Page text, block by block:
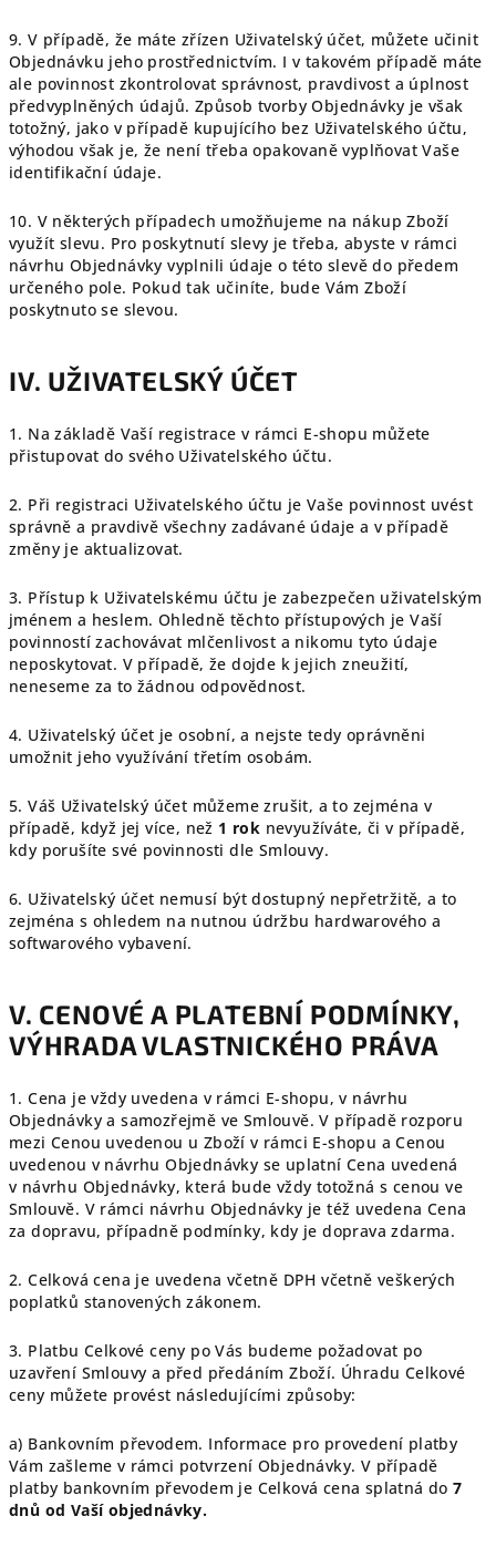
9. V případě, že máte zřízen Uživatelský účet, můžete učinit
Objednávku jeho prostřednictvím. I v takovém případě máte
ale povinnost zkontrolovat správnost, pravdivost a úplnost
předvyplněných údajů. Způsob tvorby Objednávky je však
totožný, jako v případě kupujícího bez Uživatelského účtu,
výhodou však je, že není třeba opakovaně vyplňovat Vaše
identifikační údaje.
10. V některých případech umožňujeme na nákup Zboží
využít slevu. Pro poskytnutí slevy je třeba, abyste v rámci
návrhu Objednávky vyplnili údaje o této slevě do předem
určeného pole. Pokud tak učiníte, bude Vám Zboží
poskytnuto se slevou.
IV. UŽIVATELSKÝ ÚČET
1. Na základě Vaší registrace v rámci E-shopu můžete
přistupovat do svého Uživatelského účtu.
2. Při registraci Uživatelského účtu je Vaše povinnost uvést
správně a pravdivě všechny zadávané údaje a v případě
změny je aktualizovat.
3. Přístup k Uživatelskému účtu je zabezpečen uživatelským
jménem a heslem. Ohledně těchto přístupových je Vaší
povinností zachovávat mlčenlivost a nikomu tyto údaje
neposkytovat. V případě, že dojde k jejich zneužití,
neneseme za to žádnou odpovědnost.
4. Uživatelský účet je osobní, a nejste tedy oprávněni
umožnit jeho využívání třetím osobám.
5. Váš Uživatelský účet můžeme zrušit, a to zejména v
případě, když jej více, než 1 rok nevyužíváte, či v případě,
kdy porušíte své povinnosti dle Smlouvy.
6. Uživatelský účet nemusí být dostupný nepřetržitě, a to
zejména s ohledem na nutnou údržbu hardwarového a
softwarového vybavení.
V. CENOVÉ A PLATEBNÍ PODMÍNKY,
VÝHRADA VLASTNICKÉHO PRÁVA
1. Cena je vždy uvedena v rámci E-shopu, v návrhu
Objednávky a samozřejmě ve Smlouvě. V případě rozporu
mezi Cenou uvedenou u Zboží v rámci E-shopu a Cenou
uvedenou v návrhu Objednávky se uplatní Cena uvedená
v návrhu Objednávky, která bude vždy totožná s cenou ve
Smlouvě. V rámci návrhu Objednávky je též uvedena Cena
za dopravu, případně podmínky, kdy je doprava zdarma.
2. Celková cena je uvedena včetně DPH včetně veškerých
poplatků stanovených zákonem.
3. Platbu Celkové ceny po Vás budeme požadovat po
uzavření Smlouvy a před předáním Zboží. Úhradu Celkové
ceny můžete provést následujícími způsoby:
a) Bankovním převodem. Informace pro provedení platby
Vám zašleme v rámci potvrzení Objednávky. V případě
platby bankovním převodem je Celková cena splatná do7
dnů od Vaší objednávky.